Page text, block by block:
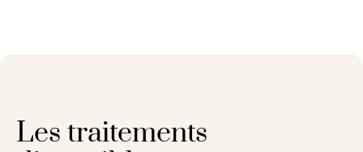
Les traitements